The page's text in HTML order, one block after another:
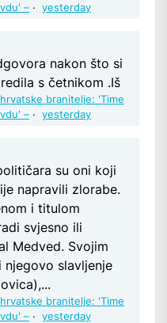
– · yesterday
nakon što si
s četnikom .Iš
branitelje: 'Time
– · yesterday
su oni koji
napravili zlorabe.
i titulom
svjesno ili
Medved. Svojim
slavljenje
branitelje: 'Time
– · yesterday